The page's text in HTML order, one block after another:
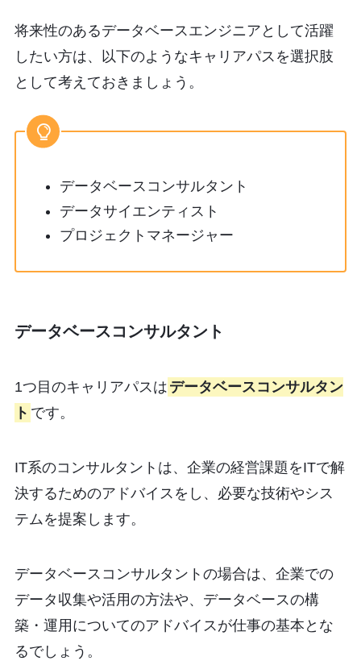
将来性のあるデータベースエンジニアとして活躍
したい方は、以下のようなキャリアパスを選択肢
として考えておきましょう。
データベースコンサルタント
データサイエンティスト
プロジェクトマネージャー
データベースコンサルタント
1つ目のキャリアパスは データベースコンサルタン
ト です。
IT系のコンサルタントは、企業の経営課題をITで解
決するためのアドバイスをし、必要な技術やシス
テムを提案します。
データベースコンサルタントの場合は、企業での
データ収集や活用の方法や、データベースの構
築・運用についてのアドバイスが仕事の基本とな
るでしょう。